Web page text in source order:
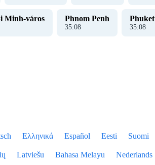
Minh-város Phnom Penh
35:09
Phuket
35:09
Ελληνικά Español Eesti Suomi
Latviešu Bahasa Melayu Nederlands